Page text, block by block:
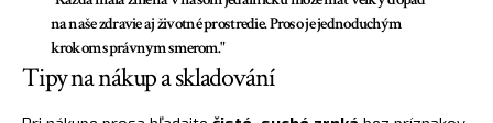
na naše zdravie aj životné prostredie. Proso je jednoduchým
krokom správnym smerom."
Tipy na nákup a skladování